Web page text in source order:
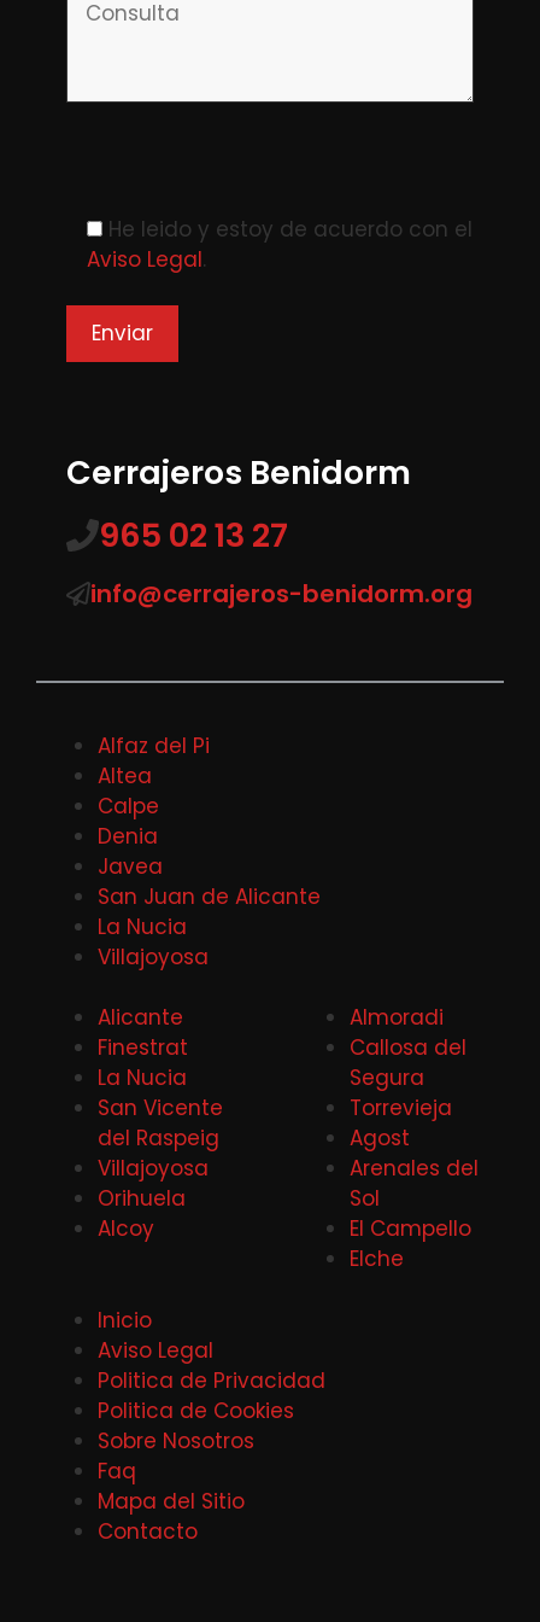
He leido y estoy de acuerdo con el
Aviso Legal.
Cerrajeros Benidorm
965 02 13 27
info@cerrajeros-benidorm.org
Alfaz del Pi
Altea
Calpe
Denia
Javea
San Juan de Alicante
La Nucia
Villajoyosa
Alicante
Finestrat
La Nucia
San Vicente
del Raspeig
Villajoyosa
Orihuela
Alcoy
Almoradi
Callosa del
Segura
Torrevieja
Agost
Arenales del
Sol
El Campello
Elche
Inicio
Aviso Legal
Politica de Privacidad
Politica de Cookies
Sobre Nosotros
Faq
Mapa del Sitio
Contacto